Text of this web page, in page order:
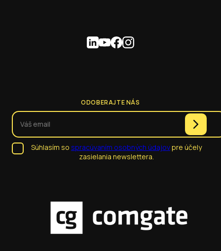
ODOBERAJTE NÁS
Súhlasím so spracúvaním osobných údajovpre účely
zasielania newslettera.